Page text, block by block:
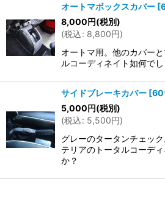
オートマボックスカバー [
8,000円(税別)
(税込: 8,800円)
オートマ用。他のカバー
ルコーディネイト如何で
サイドブレーキカバー [60
5,000円(税別)
(税込: 5,500円)
グレーのタータンチェッ
テリアのトータルコーデ
か？